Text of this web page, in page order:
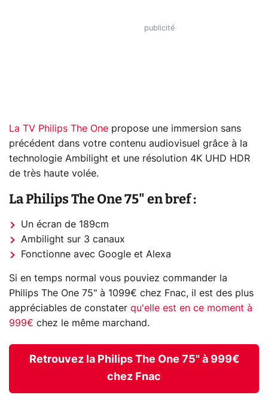
La TV Philips The One propose une immersion sans
précédent dans votre contenu audiovisuel grâce à la
technologie Ambilight et une résolution 4K UHD HDR
de très haute volée.
La Philips The One 75" en bref :
Un écran de 189cm
Ambilight sur 3 canaux
Fonctionne avec Google et Alexa
Si en temps normal vous pouviez commander la
Philips The One 75" à 1099€ chez Fnac, il est des plus
appréciables de constater qu'elle est en ce moment à
999€ chez le même marchand.
Retrouvez la Philips The One 75" à 999€
chez Fnac